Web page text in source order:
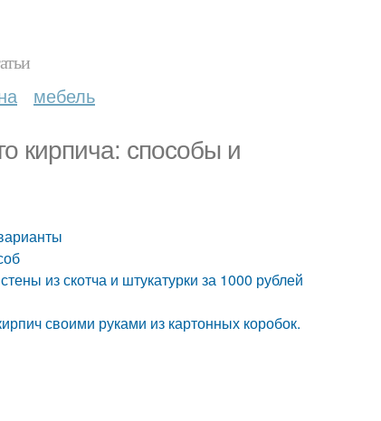
мебель
кирпича: способы и
из скотча и штукатурки за 1000 рублей
своими руками из картонных коробок.